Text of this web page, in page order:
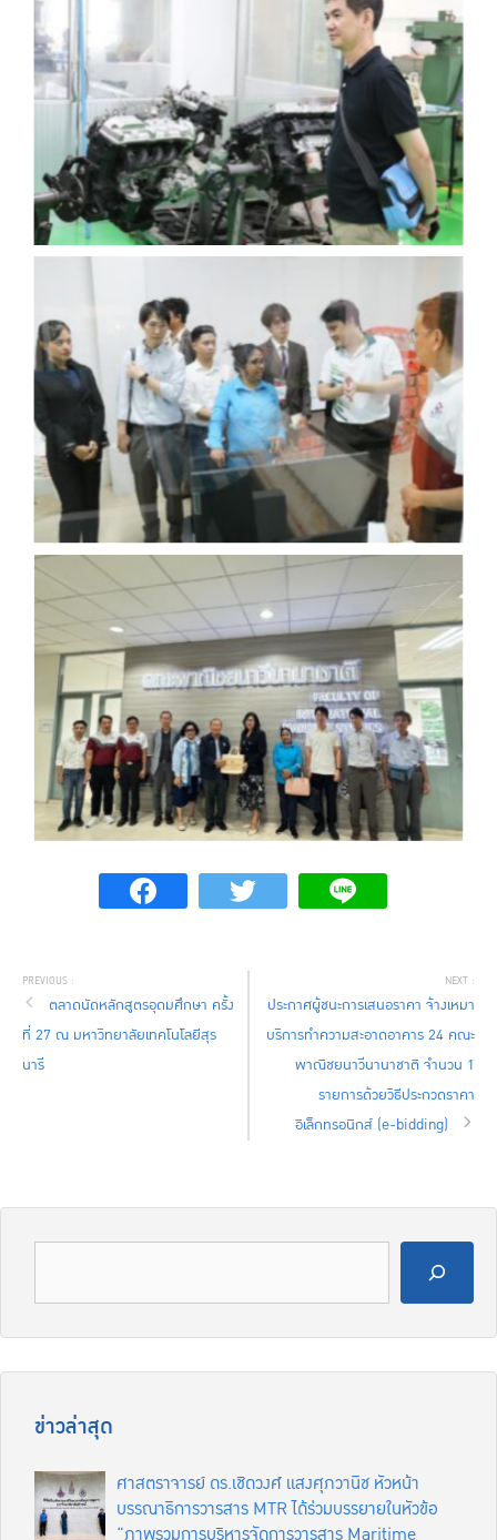
ตลาดนัดหลักสูตรอุดมศึกษา ครั้ง
ที่ 27 ณ มหาวิทยาลัยเทคโนโลยีสุร
นารี
ประกาศผู้ชนะการเสนอราคา จ้างเหมา
บริการทำความสะอาดอาคาร 24 คณะ
พาณิชยนาวีนานาชาติ จำนวน 1
รายการด้วยวิธีประกวดราคา
อิเล็กทรอนิกส์ (e-bidding)
ข่าวล่าสุด
ศาสตราจารย์ ดร.เชิดวงศ์ แสงศุภวานิช หัวหน้า
บรรณาธิการวารสาร MTR ได้ร่วมบรรยายในหัวข้อ